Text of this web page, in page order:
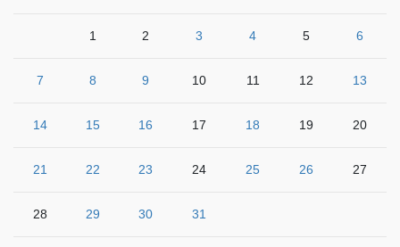
1 2 3 4 5 6
7 8 9 10 11 12 13
14 15 16 17 18 19 20
21 22 23 24 25 26 27
28 29 30 31